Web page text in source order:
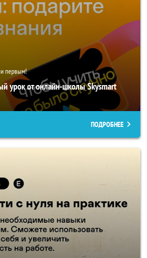
первым!
урок от онлайн-школы Skysmart
ПОДРОБНЕЕ